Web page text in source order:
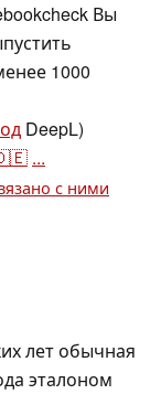
Вы
1000
DeepL)
...
с ними
лет обычная
эталоном